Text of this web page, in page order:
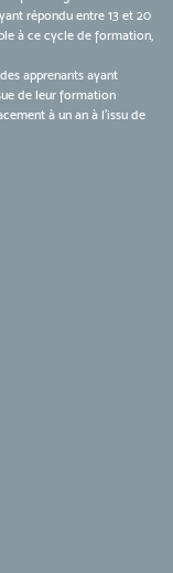
répondu entre 13 et 20
à ce cycle de formation,
apprenants ayant
de leur formation
à un an à l'issu de